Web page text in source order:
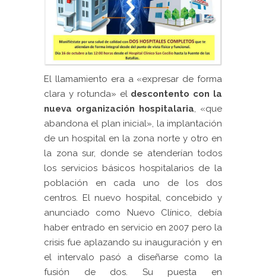
El llamamiento era a «expresar de forma
clara y rotunda» el descontento con la
nueva organización hospitalaria , «que
abandona el plan inicial», la implantación
de un hospital en la zona norte y otro en
la zona sur, donde se atenderían todos
los servicios básicos hospitalarios de la
población en cada uno de los dos
centros. El nuevo hospital, concebido y
anunciado como Nuevo Clínico, debía
haber entrado en servicio en 2007 pero la
crisis fue aplazando su inauguración y en
el intervalo pasó a diseñarse como la
fusión de dos. Su puesta en